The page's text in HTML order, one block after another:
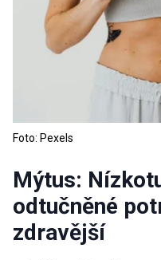
Foto: Pexels
Mýtus:
odtučněné
zdravější